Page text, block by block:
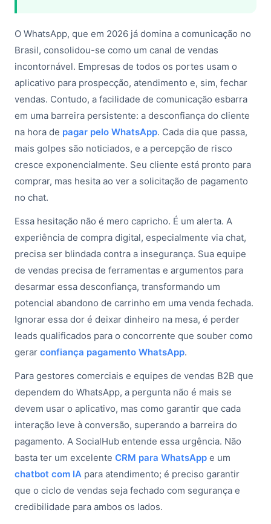
O WhatsApp, que em 2026 já domina a comunicação no
Brasil, consolidou-se como um canal de vendas
incontornável. Empresas de todos os portes usam o
aplicativo para prospecção, atendimento e, sim, fechar
vendas. Contudo, a facilidade de comunicação esbarra
em uma barreira persistente: a desconfiança do cliente
na hora de pagar pelo WhatsApp. Cada dia que passa,
mais golpes são noticiados, e a percepção de risco
cresce exponencialmente. Seu cliente está pronto para
comprar, mas hesita ao ver a solicitação de pagamento
no chat.
Essa hesitação não é mero capricho. É um alerta. A
experiência de compra digital, especialmente via chat,
precisa ser blindada contra a insegurança. Sua equipe
de vendas precisa de ferramentas e argumentos para
desarmar essa desconfiança, transformando um
potencial abandono de carrinho em uma venda fechada.
Ignorar essa dor é deixar dinheiro na mesa, é perder
leads qualificados para o concorrente que souber como
gerar confiança pagamento WhatsApp.
Para gestores comerciais e equipes de vendas B2B que
dependem do WhatsApp, a pergunta não é mais se
devem usar o aplicativo, mas como garantir que cada
interação leve à conversão, superando a barreira do
pagamento. A SocialHub entende essa urgência. Não
basta ter um excelente CRM para WhatsApp e um
chatbot com IA para atendimento; é preciso garantir
que o ciclo de vendas seja fechado com segurança e
credibilidade para ambos os lados.